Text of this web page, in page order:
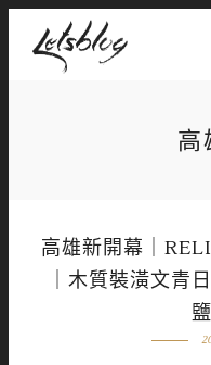
高
高雄新開幕｜
｜木質裝潢文青